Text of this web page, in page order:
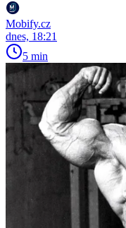
Mobify.cz
dnes, 18:21
5 min